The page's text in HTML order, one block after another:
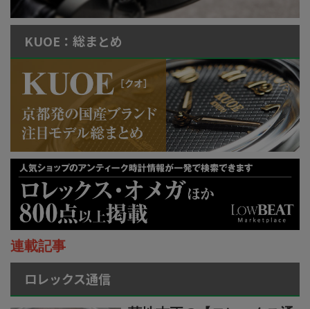
KUOE：総まとめ
連載記事
ロレックス通信